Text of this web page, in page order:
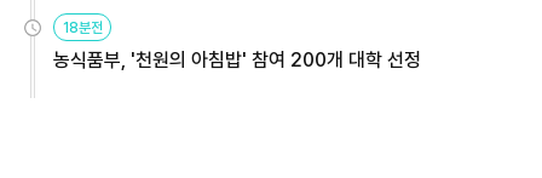
원
18분전
농식품부, '천원의 아침밥' 참여 200개 대학 선정